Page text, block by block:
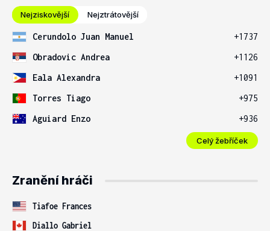
Nejziskovější Nejztrátovější
Cerundolo Juan Manuel
+1737
Obradovic Andrea
+1126
Eala Alexandra
+1091
Torres Tiago
+975
Aguiard Enzo
+936
Celý žebříček
Zranění hráči
Tiafoe Frances
Diallo Gabriel